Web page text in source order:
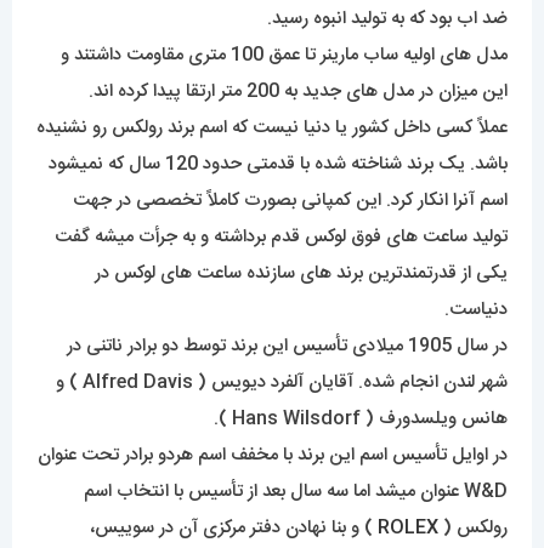
ضد اب بود که به تولید انبوه رسید.
مدل های اولیه ساب مارینر تا عمق 100 متری مقاومت داشتند و
این میزان در مدل های جدید به 200 متر ارتقا پیدا کرده اند.
عملاً کسی داخل کشور یا دنیا نیست که اسم برند رولکس رو نشنیده
باشد. یک برند شناخته شده با قدمتی حدود 120 سال که نمیشود
اسم آنرا انکار کرد. این کمپانی بصورت کاملاً تخصصی در جهت
تولید ساعت های فوق لوکس قدم برداشته و به جرأت میشه گفت
یکی از قدرتمندترین برند های سازنده ساعت های لوکس در
دنیاست.
در سال 1905 میلادی تأسیس این برند توسط دو برادر ناتنی در
شهر لندن انجام شده. آقایان آلفرد دیویس ( Alfred Davis ) و
هانس ویلسدورف ( Hans Wilsdorf ).
در اوایل تأسیس اسم این برند با مخفف اسم هردو برادر تحت عنوان
W&D عنوان میشد اما سه سال بعد از تأسیس با انتخاب اسم
رولکس ( ROLEX ) و بنا نهادن دفتر مرکزی آن در سوییس،